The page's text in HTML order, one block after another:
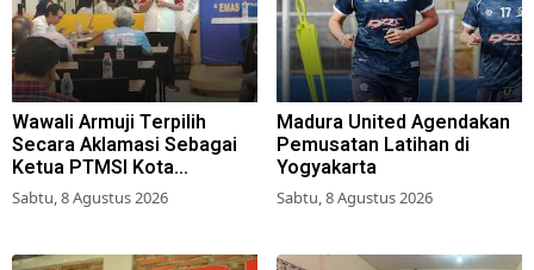
Wawali Armuji Terpilih
Secara Aklamasi Sebagai
Ketua PTMSI Kota
Surabaya
Sabtu, 8 Agustus 2026
Madura United Agendakan
Pemusatan Latihan di
Yogyakarta
Sabtu, 8 Agustus 2026